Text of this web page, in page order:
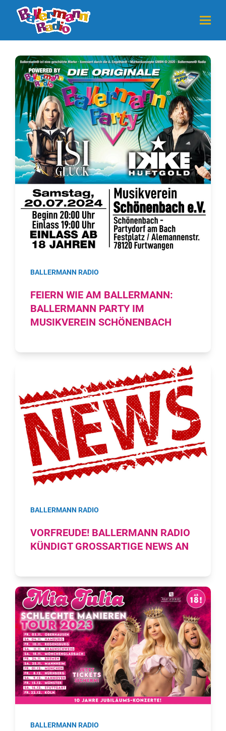
BALLERMANN RADIO
FEIERN WIE AM BALLERMANN:
BALLERMANN PARTY IM
MUSIKVEREIN SCHÖNENBACH
BALLERMANN RADIO
VORFREUDE! BALLERMANN RADIO
KÜNDIGT GROSSARTIGE NEWS AN
BALLERMANN RADIO